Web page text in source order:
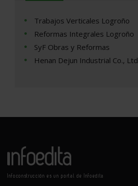
Trabajos Verticales Logroño
Reformas Integrales Logroño
SyF Obras y Reformas
Henan Dejun Industrial Co., Ltd
Infoconstrucción es un portal de Infoedita